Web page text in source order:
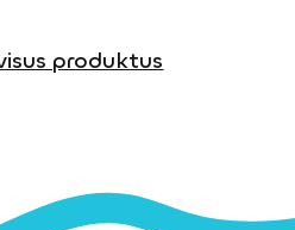
produktus